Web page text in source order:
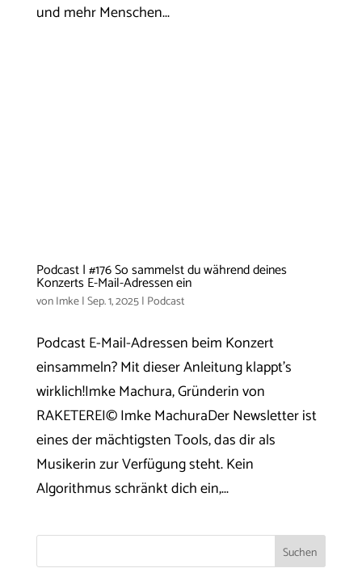
und mehr Menschen...
Podcast | #176 So sammelst du während deines
Konzerts E-Mail-Adressen ein
vonImke|Sep. 1, 2025| Podcast
Podcast E-Mail-Adressen beim Konzert
einsammeln? Mit dieser Anleitung klappt’s
wirklich!Imke Machura, Gründerin von
RAKETEREI© Imke MachuraDer Newsletter ist
eines der mächtigsten Tools, das dir als
Musikerin zur Verfügung steht. Kein
Algorithmus schränkt dich ein,...